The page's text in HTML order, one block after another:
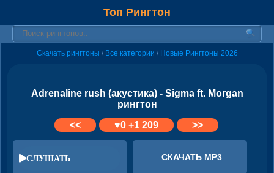
Топ Рингтон
Скачать рингтоны / Все категории / Новые Рингтоны 2026
Adrenaline rush (акустика) - Sigma ft. Morgan
рингтон
<<
♥0 +1 209 >>
СЛУШАТЬ СКАЧАТЬ MP3